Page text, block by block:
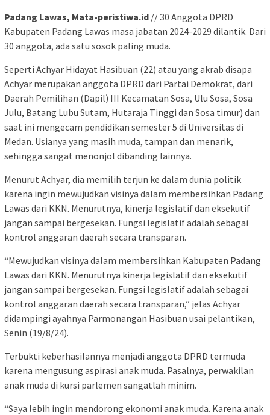
Padang Lawas, Mata-peristiwa.id // 30 Anggota DPRD
Kabupaten Padang Lawas masa jabatan 2024-2029 dilantik. Dari
30 anggota, ada satu sosok paling muda.
Seperti Achyar Hidayat Hasibuan (22) atau yang akrab disapa
Achyar merupakan anggota DPRD dari Partai Demokrat, dari
Daerah Pemilihan (Dapil) III Kecamatan Sosa, Ulu Sosa, Sosa
Julu, Batang Lubu Sutam, Hutaraja Tinggi dan Sosa timur) dan
saat ini mengecam pendidikan semester 5 di Universitas di
Medan. Usianya yang masih muda, tampan dan menarik,
sehingga sangat menonjol dibanding lainnya.
Menurut Achyar, dia memilih terjun ke dalam dunia politik
karena ingin mewujudkan visinya dalam membersihkan Padang
Lawas dari KKN. Menurutnya, kinerja legislatif dan eksekutif
jangan sampai bergesekan. Fungsi legislatif adalah sebagai
kontrol anggaran daerah secara transparan.
“Mewujudkan visinya dalam membersihkan Kabupaten Padang
Lawas dari KKN. Menurutnya kinerja legislatif dan eksekutif
jangan sampai bergesekan. Fungsi legislatif adalah sebagai
kontrol anggaran daerah secara transparan,” jelas Achyar
didampingi ayahnya Parmonangan Hasibuan usai pelantikan,
Senin (19/8/24).
Terbukti keberhasilannya menjadi anggota DPRD termuda
karena mengusung aspirasi anak muda. Pasalnya, perwakilan
anak muda di kursi parlemen sangatlah minim.
“Saya lebih ingin mendorong ekonomi anak muda. Karena anak